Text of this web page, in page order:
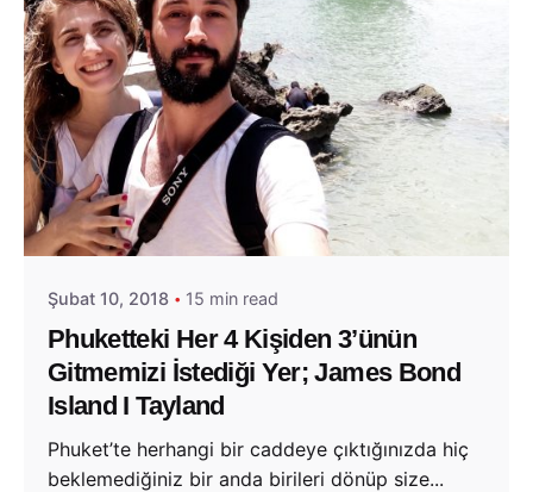
Posted by
Evim Çantada
Şubat 10, 2018 15 min read
Phuketteki Her 4 Kişiden 3’ünün
Gitmemizi İstediği Yer; James Bond
Island I Tayland
Phuket’te herhangi bir caddeye çıktığınızda hiç
beklemediğiniz bir anda birileri dönüp size...